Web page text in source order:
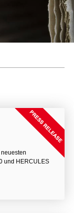
und HERCULES